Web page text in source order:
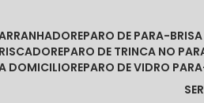
REPARO DE PARA-
REPARO DE TRINCA NO
A DOMICILIO REPARO DE VIDRO